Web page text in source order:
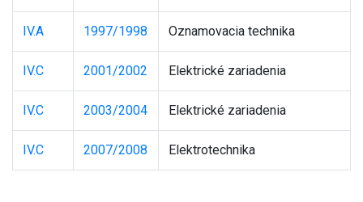
IV.A 1997/1998 Oznamovacia technika
IV.C 2001/2002 Elektrické zariadenia
IV.C 2003/2004 Elektrické zariadenia
IV.C 2007/2008 Elektrotechnika